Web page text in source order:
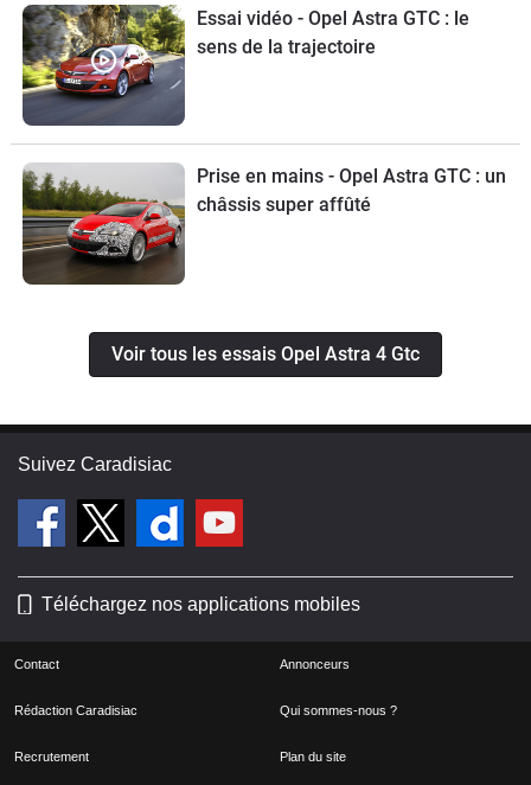
Essai vidéo - Opel Astra GTC : le
sens de la trajectoire
Prise en mains - Opel Astra GTC : un
châssis super affûté
Voir tous les essais Opel Astra 4 Gtc
Suivez Caradisiac
Téléchargez nos applications mobiles
Contact Annonceurs
Rédaction Caradisiac Qui sommes-nous ?
Recrutement Plan du site